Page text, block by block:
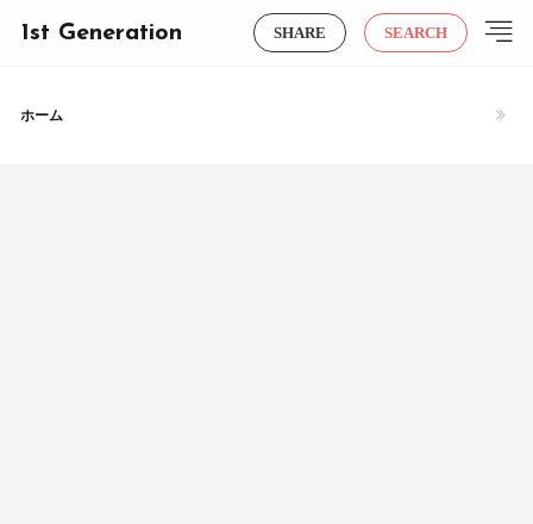
1st Generation SHARE SEARCH
ホーム